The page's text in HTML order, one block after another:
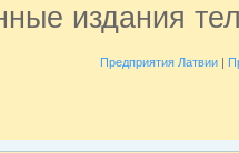
издания
Предприятия Латвии|